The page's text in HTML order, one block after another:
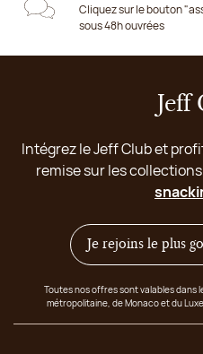
Cliquez sur le bouton
sous 48h ouvrées
Jeff
Intégrez le Jeff Club et
remise sur les collections
Je rejoins le plus
Toutes nos offres sont valables dans
métropolitaine, de Monaco et du